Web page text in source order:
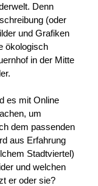
Denn
(oder
und Grafiken
ökologisch
in der Mitte
es mit Online
um
dem passenden
aus Erfahrung
Stadtviertel)
und welchen
er oder sie?